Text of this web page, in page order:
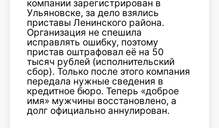
компании зарегистрирован в
Ульяновске, за дело взялись
приставы Ленинского района.
Организация не спешила
исправлять ошибку, поэтому
пристав оштрафовал её на 50
тысяч рублей (исполнительский
сбор). Только после этого компания
передала нужные сведения в
кредитное бюро. Теперь «доброе
имя» мужчины восстановлено, а
долг официально аннулирован.